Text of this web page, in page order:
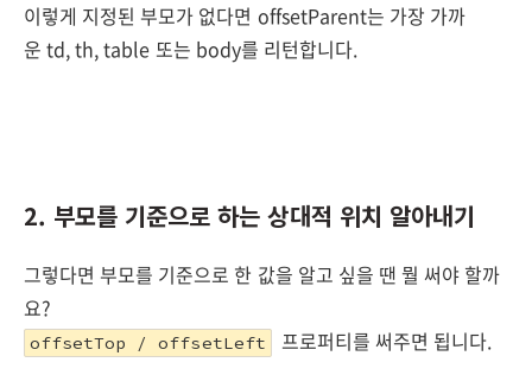
이렇게 지정된 부모가 없다면 offsetParent는 가장 가까
운 td, th, table 또는 body를 리턴합니다.
2. 부모를 기준으로 하는 상대적 위치 알아내기
그렇다면 부모를 기준으로 한 값을 알고 싶을 땐 뭘 써야 할까
요?
offsetTop / offsetLeft 프로퍼티를 써주면 됩니다.